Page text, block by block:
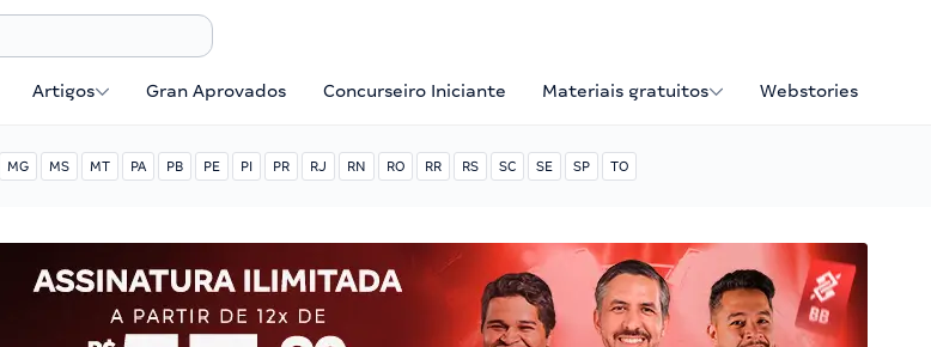
Artigos Gran Aprovados Concurseiro Iniciante Materiais gratuitos Webstories
MG MS MT PA PB PE PI PR RJ RN RO RR RS SC SE SP TO